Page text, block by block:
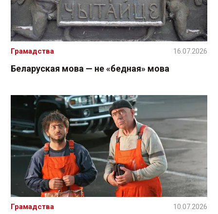
Беларуская мова — не «бедная» мова
Грамадства 16.07.2026
Грамадства 10.07.2026